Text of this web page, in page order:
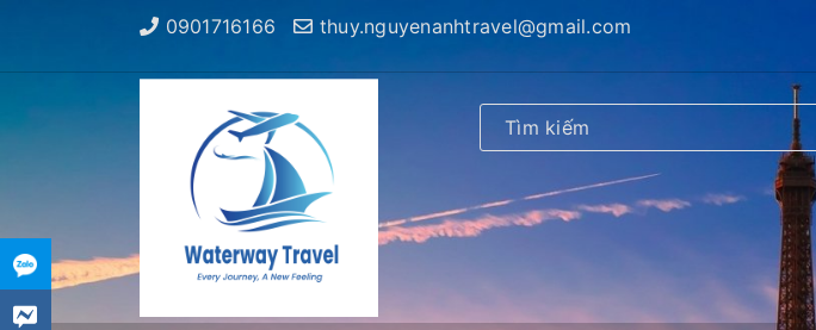
0901716166 thuy.nguyenanhtravel@gmail.com